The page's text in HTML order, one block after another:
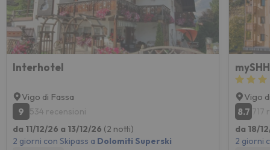
Interhotel
Vigo di Fassa
9
534 recensioni
da 11/12/26 a 13/12/26 (2 notti)
2 giorni con Skipass a Dolomiti Superski
Vigo
8.7 717
da 18/
2 giorni